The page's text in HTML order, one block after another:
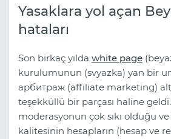
Yasaklara yol açan
hataları
Son birkaç yılda white page
kurulumunun (svyazka) yan bir
арбитраж (affiliate marketing)
teşekküllü bir parçası haline
moderasyonun çok sıkı olduğu
kalitesinin hesapların (hesap ve